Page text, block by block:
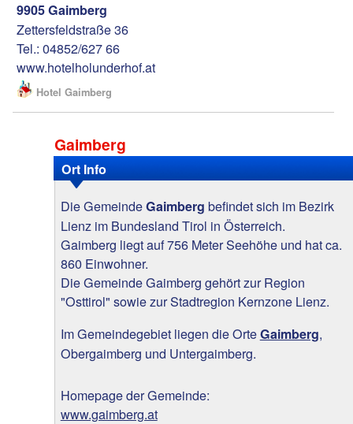
9905 Gaimberg
Zettersfeldstraße 36
Tel.: 04852/627 66
www.hotelholunderhof.at
Hotel Gaimberg
Gaimberg
Ort Info
Die GemeindeGaimberg befindet sich im Bezirk
Lienz im Bundesland Tirol in Österreich.
Gaimberg liegt auf 756 Meter Seehöhe und hat ca.
860 Einwohner.
Die Gemeinde Gaimberg gehört zur Region
"Osttirol" sowie zur Stadtregion Kernzone Lienz.
Im Gemeindegebiet liegen die OrteGaimberg,
Obergaimberg und Untergaimberg.
Homepage der Gemeinde:
www.gaimberg.at